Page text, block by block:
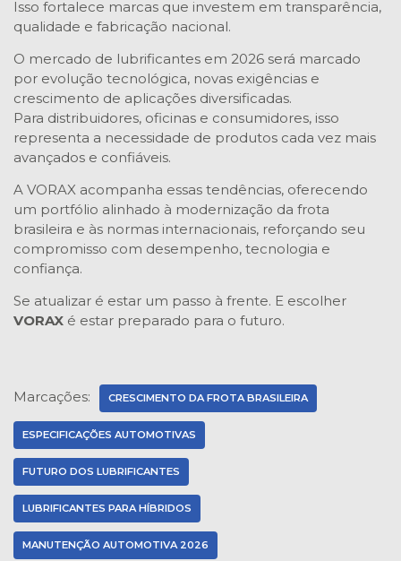
Isso fortalece marcas que investem em transparência,
qualidade e fabricação nacional.
O mercado de lubrificantes em 2026 será marcado
por evolução tecnológica, novas exigências e
crescimento de aplicações diversificadas.
Para distribuidores, oficinas e consumidores, isso
representa a necessidade de produtos cada vez mais
avançados e confiáveis.
A VORAX acompanha essas tendências, oferecendo
um portfólio alinhado à modernização da frota
brasileira e às normas internacionais, reforçando seu
compromisso com desempenho, tecnologia e
confiança.
Se atualizar é estar um passo à frente. E escolher
VORAX é estar preparado para o futuro.
Marcações: CRESCIMENTO DA FROTA BRASILEIRA
ESPECIFICAÇÕES AUTOMOTIVAS
FUTURO DOS LUBRIFICANTES
LUBRIFICANTES PARA HÍBRIDOS
MANUTENÇÃO AUTOMOTIVA 2026